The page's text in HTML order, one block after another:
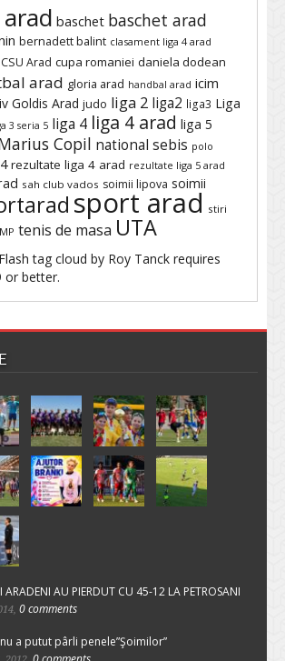
arad baschet baschet arad
bernadett balint clasament liga 4 arad
CSU Arad cupa romaniei daniela dodean
arad gloria arad handbal arad icim
Goldis Arad judo liga 2 liga2 liga3 Liga
3 seria 5 liga 4 liga 4 arad liga 5
Copil national sebis polo
rezultate liga 4 arad rezultate liga 5 arad
sah club vados soimii lipova soimii
sport arad stiri
tenis de masa UTA
tag cloud by Roy Tanck requires
or better.
ARADENI AU PIERDUT CU 45-12 LA PETROSANI
0 comments
nu a putut pârli penele”Şoimilor”